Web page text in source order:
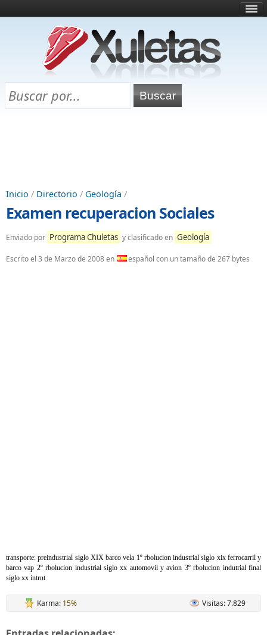
¿Qué es esto?
Directorio
Chuletas para exámenes
Inicio / Directorio / Geología /
Examen recuperacion Sociales
Enviado por Programa Chuletas y clasificado en Geología
Escrito el 3 de Marzo de 2008en español con un tamaño de 267 bytes
transporte: preindustrial siglo XIX barco vela 1º rbolucion industrial siglo xix ferrocarril y
barco vap 2º rbolucion industrial siglo xx automovil y avion 3º rbolucion indutrial final
siglo xx intrnt
Karma: 15% Visitas: 7.829